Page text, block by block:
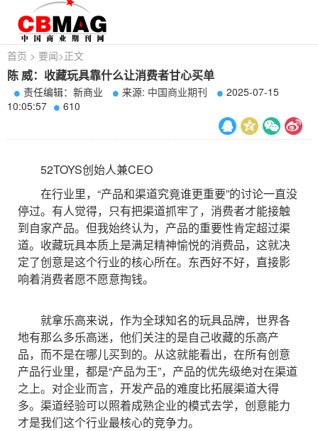
首页 > 要闻>正文
陈 威：收藏玩具靠什么让消费者甘心买单
责任编辑：新商业 来源: 中国商业期刊
2025-07-15
10:05:57
610
52TOYS创始人兼CEO
在行业里，“产品和渠道究竟谁更重要”的讨论一直没
停过。有人觉得，只有把渠道抓牢了，消费者才能接触
到自家产品。但我始终认为，产品的重要性肯定超过渠
道。收藏玩具本质上是满足精神愉悦的消费品，这就决
定了创意是这个行业的核心所在。东西好不好，直接影
响着消费者愿不愿意掏钱。
就拿乐高来说，作为全球知名的玩具品牌，世界各
地有那么多乐高迷，他们关注的是自己收藏的乐高产
品，而不是在哪儿买到的。从这就能看出，在所有创意
产品行业里，都是“产品为王”，产品的优先级绝对在渠道
之上。对企业而言，开发产品的难度比拓展渠道大得
多。渠道经验可以照着成熟企业的模式去学，创意能力
才是我们这个行业最核心的竞争力。